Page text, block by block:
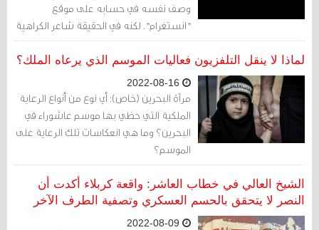
وصف نفسه في حسابه على موقع
"انستغرام". لكنه في الحقيقة شاعر الكراهية
والعنصريّة والطائفيّة الجاهلية. 78 سنة هو
عمره الحافل الممتد منذ العام 1944. لكنْ كل
هذه السنوات المديدة لم تعلمه شيئاً واحداً:
أن يحب إخوته الشيعة.
لماذا لا ينقل التلفزيون فعاليات الموسم الذي يرعاه الملك؟
مرآة البحرين (خاص): أي نوع من أنواع الرعاية
الملكية التي حظي بها موسم عاشوراء في
البحرين؟ وما هي انعكاسات تلك الرعاية على
الموسم؟
الشيخ العالي في خطاب العاشر: واقعة كربلاء أكدت أن
النصر لا يتحقق بالحسم العسكري وتصفية الطرف الآخر